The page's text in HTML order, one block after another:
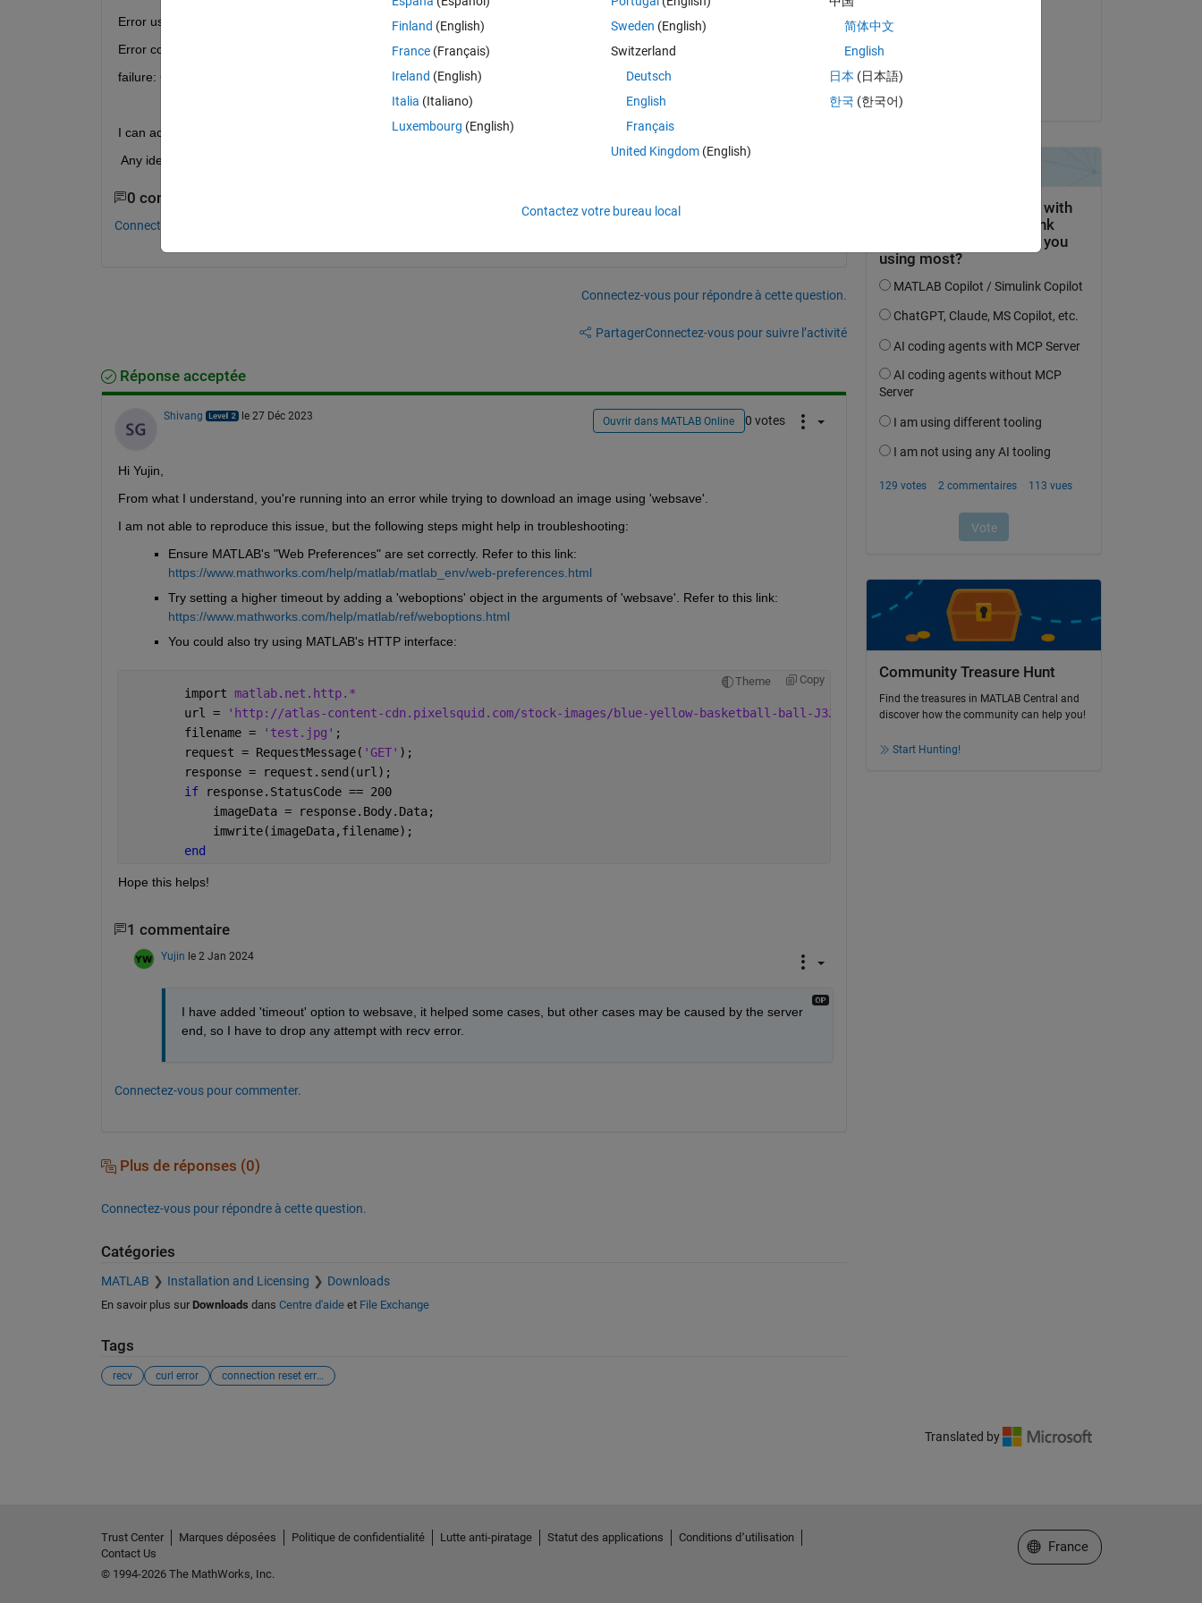
Error using websave
Error connecting to http://atlas-content-cdn.pixelsquid.com/stock-images/blue-yellow-basketball-ball-J3JE6aD-600.jpg: Recv
failure: Connection was reset
I can access the url via chrome broswer, but not in matlab
Any idea what cause it, and how to fix it
0 commentaires
Connectez-vous pour commenter.
Connectez-vous pour répondre à cette question.
PartagerConnectez-vous pour suivre l’activité
Réponse acceptée
Shivang le 27 Déc 2023 Ouvrir dans MATLAB Online 0 votes
Hi Yujin,
From what I understand, you're running into an error while trying to download an image using 'websave'.
I am not able to reproduce this issue, but the following steps might help in troubleshooting:
Ensure MATLAB's "Web Preferences" are set correctly. Refer to this link:
https://www.mathworks.com/help/matlab/matlab_env/web-preferences.html
Try setting a higher timeout by adding a 'weboptions' object in the arguments of 'websave'. Refer to this link:
https://www.mathworks.com/help/matlab/ref/weboptions.html
You could also try using MATLAB's HTTP interface:
Theme Copy
        import
matlab.net.http.*
        url =
'http://atlas-content-cdn.pixelsquid.com/stock-images/blue-yellow-basketball-ball-J3JE6aD-600.jpg';
        filename =
'test.jpg' ;
        request = RequestMessage(
'GET' );
        response = request.send(url);
if
response.StatusCode == 200
            imageData = response.Body.Data;
            imwrite(imageData,filename);
end
Hope this helps!
1 commentaire
Yujin le 2 Jan 2024
I have added 'timeout' option to websave, it helped some cases, but other cases may be caused by the server
end, so I have to drop any attempt with recv error.
Connectez-vous pour commenter.
Plus de réponses (0)
Connectez-vous pour répondre à cette question.
Catégories
MATLAB Installation and Licensing Downloads
En savoir plus sur Downloads dans Centre d'aideet File Exchange
Tags
recv curl error connection reset error
le 2 Jan 2024
Acceptée :
Community Treasure Hunt
Find the treasures in MATLAB Central and
discover how the community can help you!
Start Hunting!
Translated by
Finland (English)
France (Français)
Ireland (English)
Italia (Italiano)
Luxembourg (English)
Sweden (English)
Switzerland
Deutsch
English
Français
United Kingdom(English)
简体中文
English
日本 (日本語)
한국 (한국어)
Contactez votre bureau local
Trust Center Marques déposées Politique de confidentialité Lutte anti-piratage Statut des applications
Conditions d՚utilisation
Contact Us
© 1994-2026 The MathWorks, Inc.
Sélectionner un site web
France